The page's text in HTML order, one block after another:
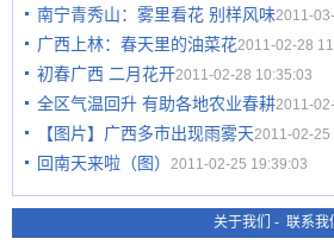
南宁青秀山：雾里看花 别样风味2011-
广西上林：春天里的油菜花2011-02-28
初春广西 二月花开2011-02-28 10:35:03
全区气温回升 有助各地农业春耕2011-
【图片】广西多市出现雨雾天2011-02-25
回南天来啦（图） 2011-02-25 19:39:03
关于我们 - 联系我